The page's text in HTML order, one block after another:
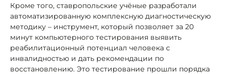
Кроме того, ставропольские учёные разработали
автоматизированную комплексную диагностическую
методику – инструмент, который позволяет за 20
минут компьютерного тестирования выявить
реабилитационный потенциал человека с
инвалидностью и дать рекомендации по
восстановлению. Это тестирование прошли порядка